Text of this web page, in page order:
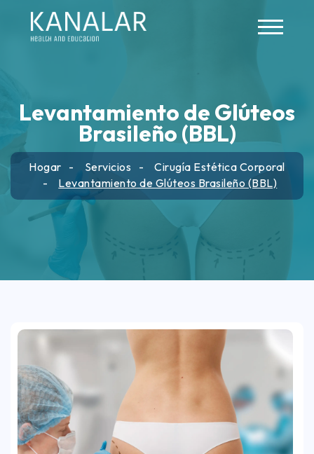
Levantamiento de Glúteos
Brasileño (BBL)
Hogar Servicios
Cirugía Estética Corporal
Levantamiento de Glúteos Brasileño (BBL)